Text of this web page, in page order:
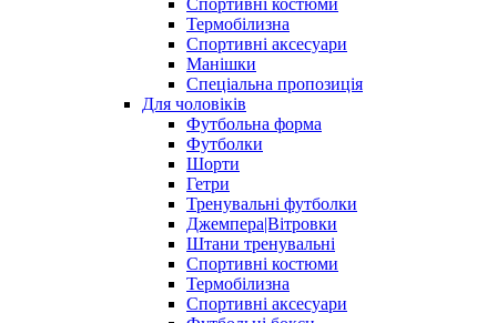
Спортивні костюми
Термобілизна
Спортивні аксесуари
Манішки
Спеціальна пропозиція
Для чоловіків
Футбольна форма
Футболки
Шорти
Гетри
Тренувальні футболки
Джемпера|Вітровки
Штани тренувальні
Спортивні костюми
Термобілизна
Спортивні аксесуари